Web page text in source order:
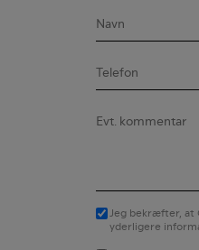
Navn
Telefon
Evt.
Consent
Jeg bekræfter, at
yderligere